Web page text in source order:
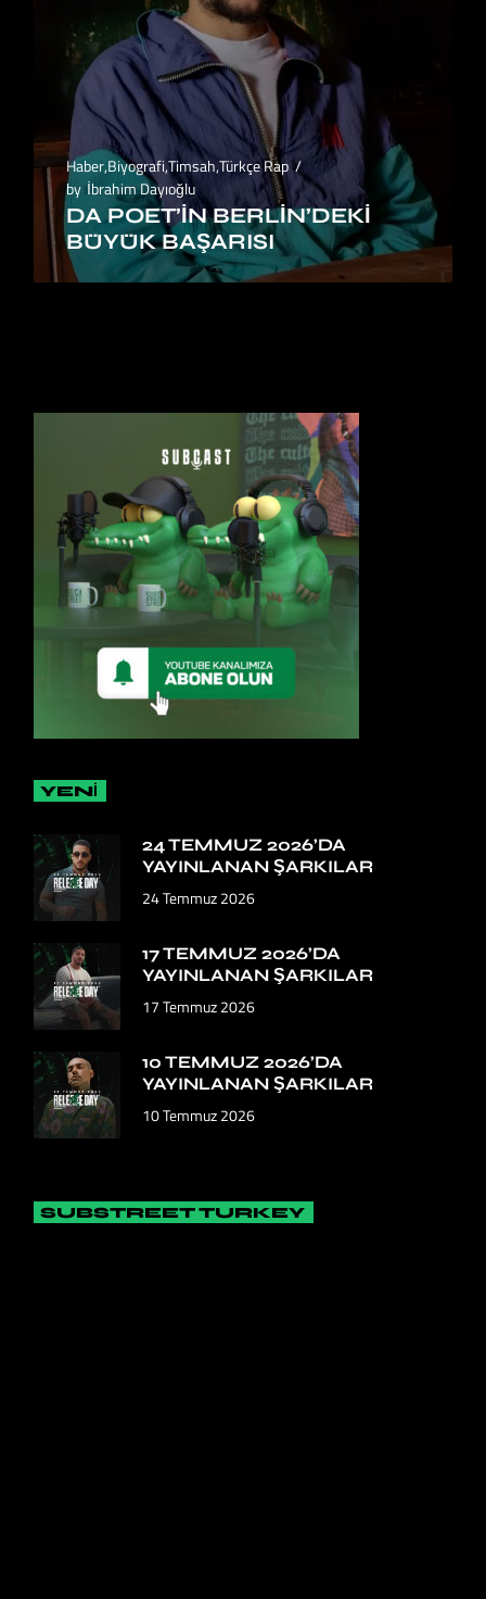
Haber,Biyografi,Timsah,Türkçe Rap
by İbrahim Dayıoğlu
DA POET’IN BERLIN’DEKI
BÜYÜK BAŞARISI
YENİ
24 TEMMUZ 2026’DA
YAYINLANAN ŞARKILAR
24 Temmuz 2026
17 TEMMUZ 2026’DA
YAYINLANAN ŞARKILAR
17 Temmuz 2026
10 TEMMUZ 2026’DA
YAYINLANAN ŞARKILAR
10 Temmuz 2026
SUBSTREET TURKEY